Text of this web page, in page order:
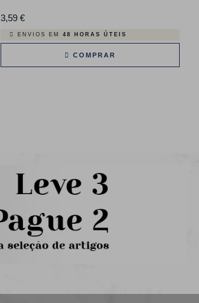
3,59 €Preço
ENVIOS EM 48 HORAS ÚTEIS
COMPRAR